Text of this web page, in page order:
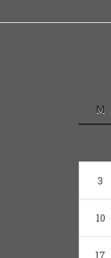
M
3
10
17